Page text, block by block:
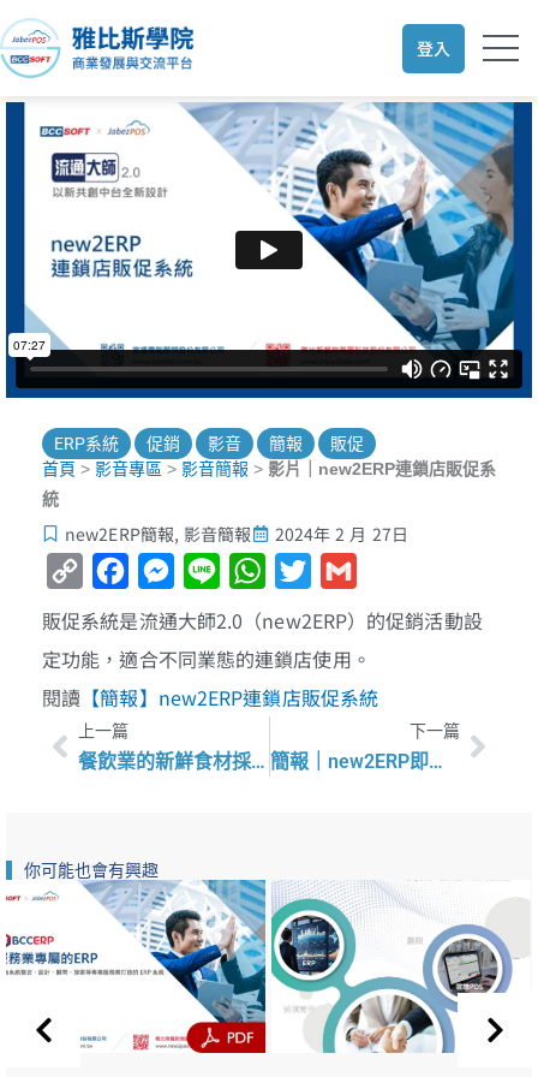
至
主
要
登入
ERP系統 促銷 影音 簡報
販促
首頁 > 影音專區 > 影音簡報 > 影片｜new2ERP連鎖店販促系
統
new2ERP簡報, 影音簡報 2024年 2 月 27日
Copy
FacebookMessenger
Line WhatsApp
Twitter
販促系統是流通大師2.0（new2ERP）的促銷活動設
定功能，適合不同業態的連鎖店使用。
閱讀 【簡報】new2ERP連鎖店販促系統
上一頁
上一篇
餐飲業的新鮮食材採購：農場到餐桌的模式
下一篇
簡報｜new2ERP即時庫存與成本管理系統
下
你可能也會有興趣